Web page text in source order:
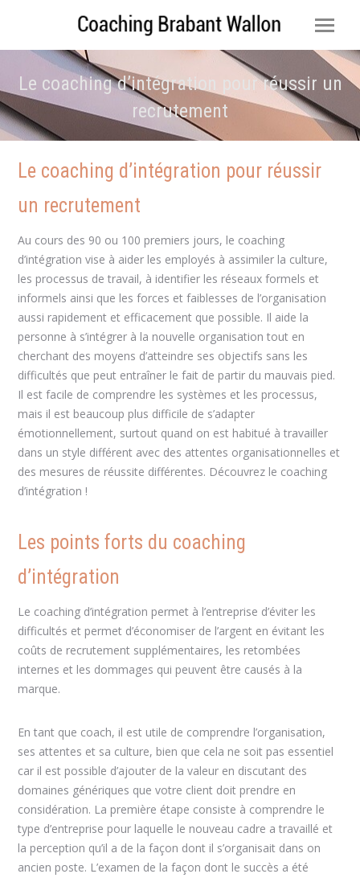
Le coaching d’intégration pour réussir un
recrutement
Vous êtes ici :
Le coaching d’intégration pour réussir
un recrutement
Au cours des 90 ou 100 premiers jours, le coaching
d’intégration vise à aider les employés à assimiler la culture,
les processus de travail, à identifier les réseaux formels et
informels ainsi que les forces et faiblesses de l’organisation
aussi rapidement et efficacement que possible. Il aide la
personne à s’intégrer à la nouvelle organisation tout en
cherchant des moyens d’atteindre ses objectifs sans les
difficultés que peut entraîner le fait de partir du mauvais pied.
Il est facile de comprendre les systèmes et les processus,
mais il est beaucoup plus difficile de s’adapter
émotionnellement, surtout quand on est habitué à travailler
dans un style différent avec des attentes organisationnelles et
des mesures de réussite différentes. Découvrez le coaching
d’intégration !
Les points forts du coaching
d’intégration
Le coaching d’intégration permet à l’entreprise d’éviter les
difficultés et permet d’économiser de l’argent en évitant les
coûts de recrutement supplémentaires, les retombées
internes et les dommages qui peuvent être causés à la
marque.
En tant que coach, il est utile de comprendre l’organisation,
ses attentes et sa culture, bien que cela ne soit pas essentiel
car il est possible d’ajouter de la valeur en discutant des
domaines génériques que votre client doit prendre en
considération. La première étape consiste à comprendre le
type d’entreprise pour laquelle le nouveau cadre a travaillé et
la perception qu’il a de la façon dont il s’organisait dans on
ancien poste. L’examen de la façon dont le succès a été